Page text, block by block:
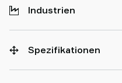
Industrien
Spezifikationen